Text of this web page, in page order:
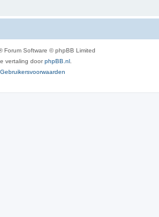
Forum Software © phpBB Limited
vertaling doorphpBB.nl.
Gebruikersvoorwaarden